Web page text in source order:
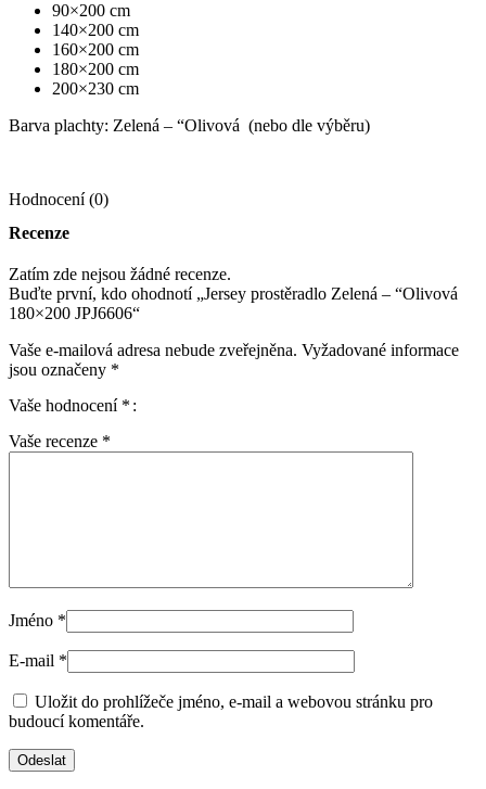
90×200 cm
140×200 cm
160×200 cm
180×200 cm
200×230 cm
Barva plachty: Zelená – “Olivová (nebo dle výběru)
Hodnocení (0)
Recenze
Zatím zde nejsou žádné recenze.
Buďte první, kdo ohodnotí „Jersey prostěradlo Zelená – “Olivová
180×200 JPJ6606“
Vaše e-mailová adresa nebude zveřejněna. Vyžadované informace
jsou označeny *
Vaše hodnocení *
Vaše recenze *
Jméno *
E-mail *
Uložit do prohlížeče jméno, e-mail a webovou stránku pro
budoucí komentáře.